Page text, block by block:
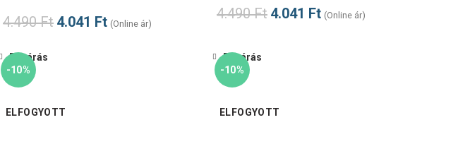
4.490Ft 4.041 Ft (Online ár)
4.490Ft 4.041 Ft (Online ár)
-10%
ELFOGYOTT
Bezárás
-10%
ELFOGYOTT
Bezárás